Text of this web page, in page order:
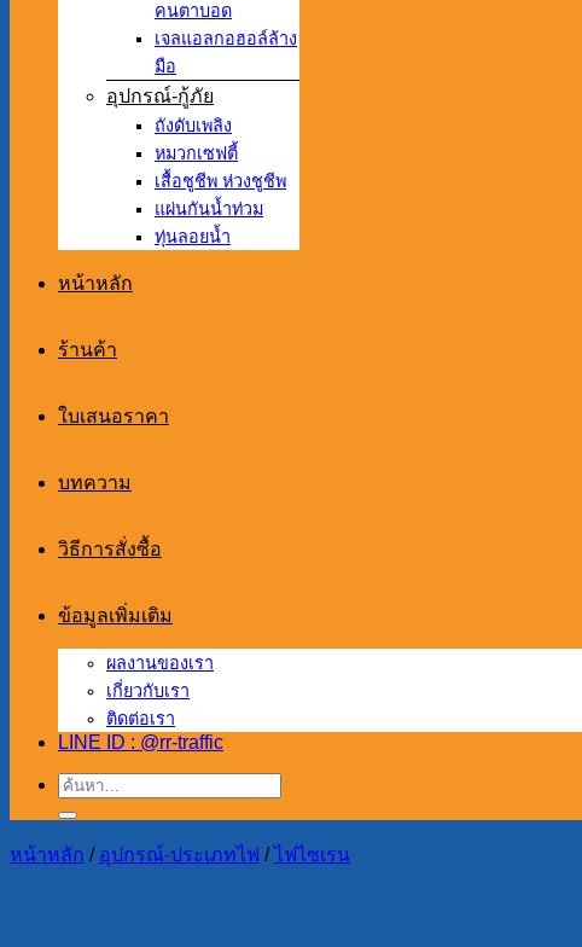
คนตาบอด
เจลแอลกอฮอล์ล้าง
มือ
อุปกรณ์-กู้ภัย
ถังดับเพลิง
หมวกเซฟตี้
เสื้อชูชีพ ห่วงชูชีพ
แผ่นกันน้ำท่วม
ทุ่นลอยน้ำ
หน้าหลัก
ร้านค้า
ใบเสนอราคา
บทความ
วิธีการสั่งซื้อ
ข้อมูลเพิ่มเติม
ผลงานของเรา
เกี่ยวกับเรา
ติดต่อเรา
LINE ID : @rr-traffic
ค้นหา:
หน้าหลัก / อุปกรณ์-ประเภทไฟ / ไฟไซเรน